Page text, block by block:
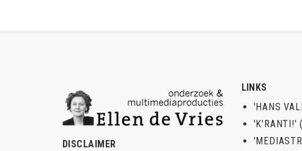
DISCLAIMER
LINKS
'HANS
'K'RANTI!'